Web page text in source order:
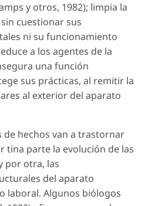
y otros, 1982); limpia la
cuestionar sus
ni su funcionamiento
a los agentes de la
una función
sus prácticas, al remitir la
al exterior del aparato
de hechos van a trastornar
tina parte la evolución de las
por otra, las
del aparato
laboral. Algunos biólogos